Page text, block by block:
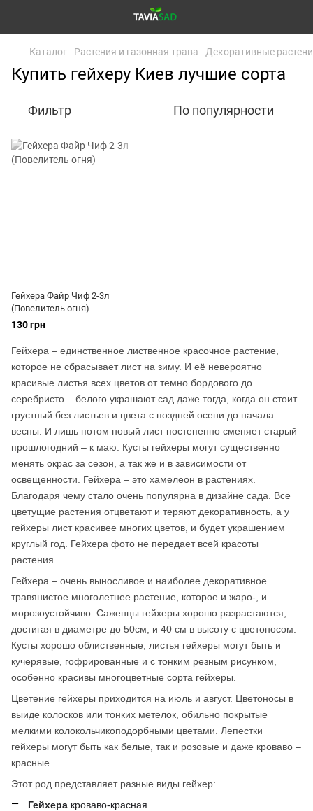
Каталог Растения и газонная трава Декоративные
Купить гейхеру Киев лучшие сорта
Фильтр По популярности
Гейхера Файр Чиф 2-3л
(Повелитель огня)
130 грн
Гейхера – единственное лиственное красочное растение,
которое не сбрасывает лист на зиму. И её невероятно
красивые листья всех цветов от темно бордового до
серебристо – белого украшают сад даже тогда, когда он стоит
грустный без листьев и цвета с поздней осени до начала
весны. И лишь потом новый лист постепенно сменяет старый
прошлогодний – к маю. Кусты гейхеры могут существенно
менять окрас за сезон, а так же и в зависимости от
освещенности. Гейхера – это хамелеон в растениях.
Благодаря чему стало очень популярна в дизайне сада. Все
цветущие растения отцветают и теряют декоративность, а у
гейхеры лист красивее многих цветов, и будет украшением
круглый год. Гейхера фото не передает всей красоты
растения.
Гейхера – очень выносливое и наиболее декоративное
травянистое многолетнее растение, которое и жаро-, и
морозоустойчиво. Саженцы гейхеры хорошо разрастаются,
достигая в диаметре до 50см, и 40 см в высоту с цветоносом.
Кусты хорошо облиственные, листья гейхеры могут быть и
кучерявые, гофрированные и с тонким резным рисунком,
особенно красивы многоцветные сорта гейхеры.
Цветение гейхеры приходится на июль и август. Цветоносы в
выиде колосков или тонких метелок, обильно покрытые
мелкими колокольчикоподорбными цветами. Лепестки
гейхеры могут быть как белые, так и розовые и даже кроваво –
красные.
Этот род представляет разные виды гейхер:
Гейхера кроваво-красная